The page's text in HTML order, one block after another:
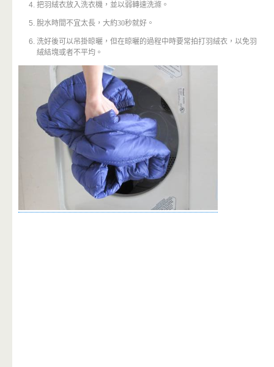
把羽絨衣放入洗衣機，並以弱轉速洗滌。
脫水時間不宜太長，大約30秒就好。
洗好後可以吊掛晾曬，但在晾曬的過程中時要常拍打羽絨衣，以免羽
絨結塊或者不平均。